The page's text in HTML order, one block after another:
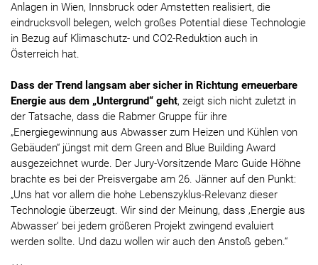
Anlagen in Wien, Innsbruck oder Amstetten realisiert, die
eindrucksvoll belegen, welch großes Potential diese Technologie
in Bezug auf Klimaschutz- und CO2-Reduktion auch in
Österreich hat.
Dass der Trend langsam aber sicher in Richtung erneuerbare
Energie aus dem „Untergrund“ geht, zeigt sich nicht zuletzt in
der Tatsache, dass die Rabmer Gruppe für ihre
„Energiegewinnung aus Abwasser zum Heizen und Kühlen von
Gebäuden“ jüngst mit dem Green and Blue Building Award
ausgezeichnet wurde. Der Jury-Vorsitzende Marc Guide Höhne
brachte es bei der Preisvergabe am 26. Jänner auf den Punkt:
„Uns hat vor allem die hohe Lebenszyklus-Relevanz dieser
Technologie überzeugt. Wir sind der Meinung, dass ‚Energie aus
Abwasser‘ bei jedem größeren Projekt zwingend evaluiert
werden sollte. Und dazu wollen wir auch den Anstoß geben.“